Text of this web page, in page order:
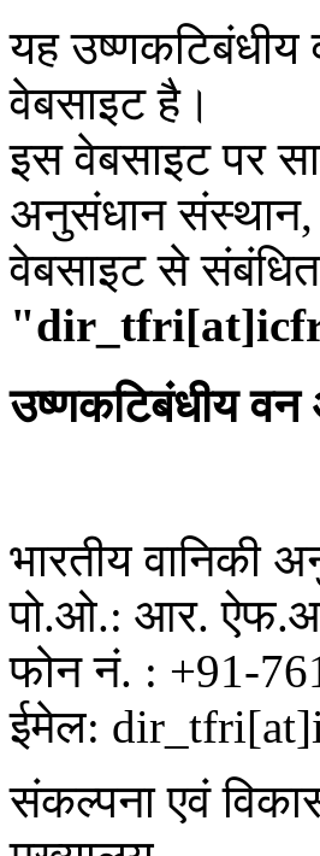
यह
वेबसाइट है।
इस वेबसाइट पर
अनुसंधान संस्थान,
वेबसाइट से
उष्णकटिबंधीय
भारतीय वानिकी
पो.ओ.: आर.
फोन नं. : +91-
ईमेल:
संकल्पना एवं